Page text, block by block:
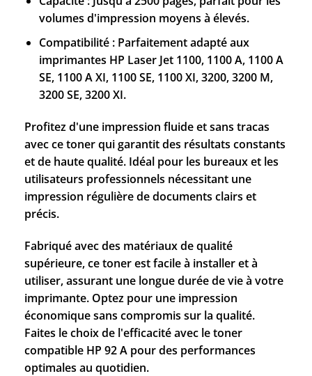
volumes d'impression moyens à élevés.
Compatibilité : Parfaitement adapté aux
imprimantes HP Laser Jet 1100, 1100 A, 1100 A
SE, 1100 A XI, 1100 SE, 1100 XI, 3200, 3200 M,
3200 SE, 3200 XI.
Profitez d'une impression fluide et sans tracas
avec ce toner qui garantit des résultats constants
et de haute qualité. Idéal pour les bureaux et les
utilisateurs professionnels nécessitant une
impression régulière de documents clairs et
précis.
Fabriqué avec des matériaux de qualité
supérieure, ce toner est facile à installer et à
utiliser, assurant une longue durée de vie à votre
imprimante. Optez pour une impression
économique sans compromis sur la qualité.
Faites le choix de l'efficacité avec le toner
compatible HP 92 A pour des performances
optimales au quotidien.